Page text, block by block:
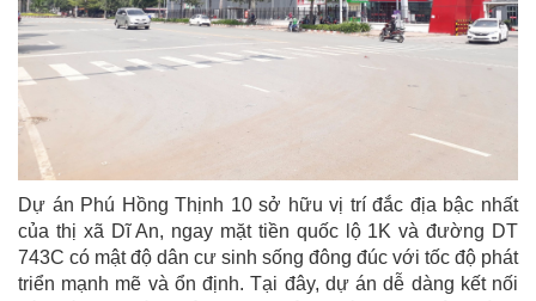
Dự án Phú Hồng Thịnh 10 sở hữu vị trí đắc địa bậc nhất
của thị xã Dĩ An, ngay mặt tiền quốc lộ 1K và đường DT
743C có mật độ dân cư sinh sống đông đúc với tốc độ phát
triển mạnh mẽ và ổn định. Tại đây, dự án dễ dàng kết nối